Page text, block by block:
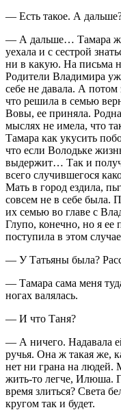
— Есть такое. А
— А дальше… Тамара
уехала и с сестрой
ни в какую. На письма
Родители Владимира уж
себе не давала. А потом
что решила в семью
Вовы, ее приняла.
мыслях не имела, что
Тамара как укусить
что если Володьке
выдержит… Так и
всего случившегося
Мать в город ездила,
совсем не в себе была.
их семью во главе с
Глупо, конечно, но я
поступила в этом
— У Татьяны была?
— Тамара сама меня
ногах валялась.
— И что Таня?
— А ничего. Надавала
ручья. Она ж такая же,
нет ни грана на
жить-то легче, Илюша.
время злиться? Света
кругом так и будет.